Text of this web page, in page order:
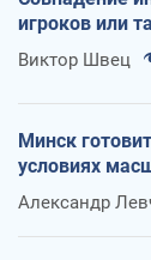
игроков или
Виктор Швец
Минск
условиях
Александр